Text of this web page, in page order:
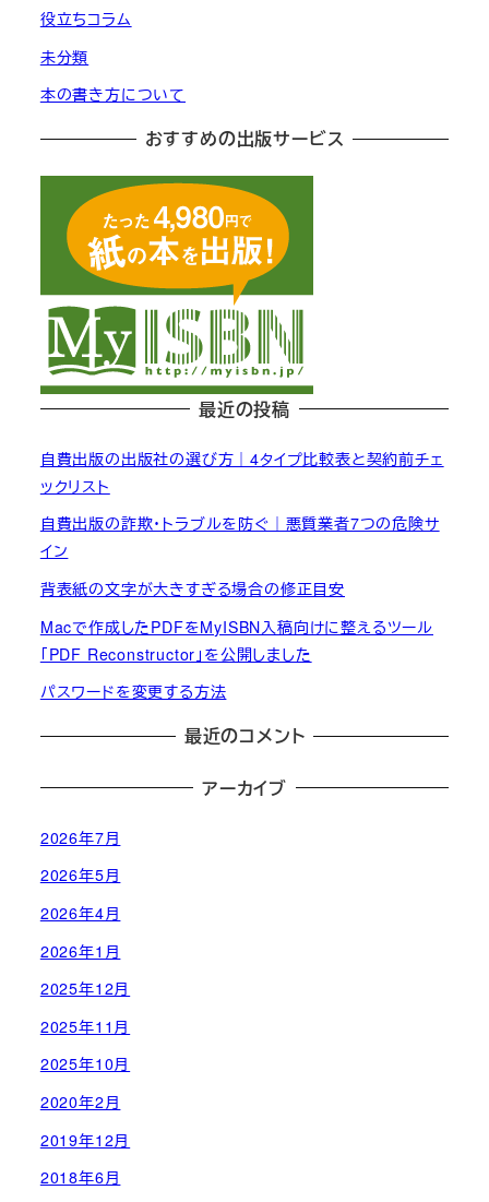
役立ちコラム
未分類
本の書き方について
おすすめの出版サービス
最近の投稿
自費出版の出版社の選び方｜4タイプ比較表と契約前チェ
ックリスト
自費出版の詐欺・トラブルを防ぐ｜悪質業者7つの危険サ
イン
背表紙の文字が大きすぎる場合の修正目安
Macで作成したPDFをMyISBN入稿向けに整えるツール
「PDF Reconstructor」を公開しました
パスワードを変更する方法
最近のコメント
アーカイブ
2026年7月
2026年5月
2026年4月
2026年1月
2025年12月
2025年11月
2025年10月
2020年2月
2019年12月
2018年6月